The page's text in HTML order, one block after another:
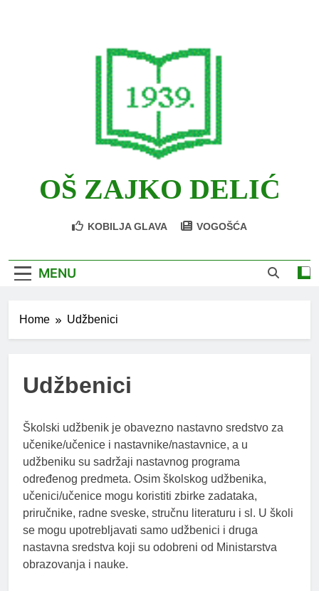
OŠ ZAJKO DELIĆ
KOBILJA GLAVA VOGOŠĆA
MENU
Home Udžbenici
Udžbenici
Školski udžbenik je obavezno nastavno sredstvo za
učenike/učenice i nastavnike/nastavnice, a u
udžbeniku su sadržaji nastavnog programa
određenog predmeta. Osim školskog udžbenika,
učenici/učenice mogu koristiti zbirke zadataka,
priručnike, radne sveske, stručnu literaturu i sl. U školi
se mogu upotrebljavati samo udžbenici i druga
nastavna sredstva koji su odobreni od Ministarstva
obrazovanja i nauke.